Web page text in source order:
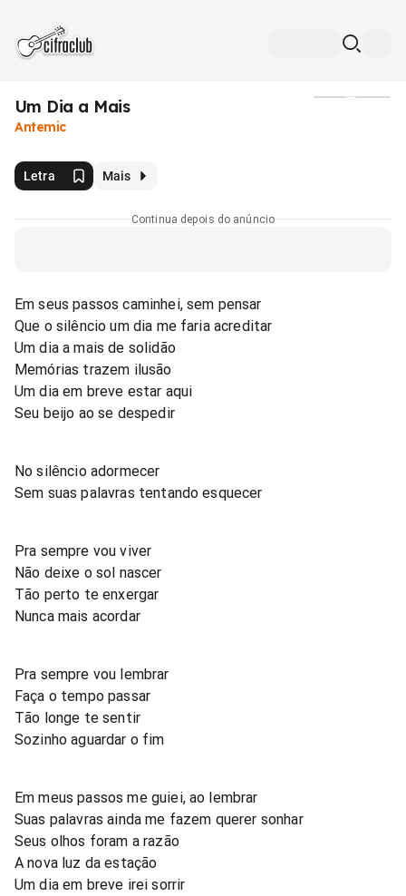
Um Dia a Mais
Antemic
Letra Mais
Continua depois do anúncio
Em seus passos caminhei, sem pensar
Que o silêncio um dia me faria acreditar
Um dia a mais de solidão
Memórias trazem ilusão
Um dia em breve estar aqui
Seu beijo ao se despedir
No silêncio adormecer
Sem suas palavras tentando esquecer
Pra sempre vou viver
Não deixe o sol nascer
Tão perto te enxergar
Nunca mais acordar
Pra sempre vou lembrar
Faça o tempo passar
Tão longe te sentir
Sozinho aguardar o fim
Em meus passos me guiei, ao lembrar
Suas palavras ainda me fazem querer sonhar
Seus olhos foram a razão
A nova luz da estação
Um dia em breve irei sorrir